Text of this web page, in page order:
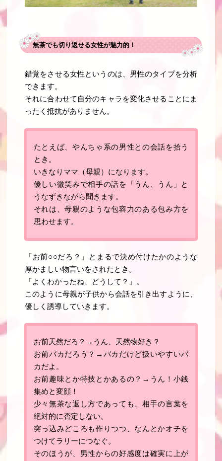
無茶でも切り返せる女性が魅力的！
錯覚をさせる女性というのは、男性のタイプを分析
できます。
それに合わせて 自分のキャラを変化させることにま
ったく抵抗がありません。
たとえば、やんちゃ系の男性との会話を拾う
とき。
いきなりママ（母親）になります。
優しい微笑みで相手の話を「うん、うん」と
うなずきながら聞きます。
それは、母親のような包容力のある包み方を
思わせます。
「お前○○だろ？」とまるで決め付けたかのような
厚かましい物言いをされたとき。
「よくわかったね、どうして？」。
このように母親が子供から会話を引き出すように、
優しく誘導していきます。
お前天然だろ？→うん、天然物好き？
お前バカだろう？→バカだけど扱いやすいバ
カだよ。
お前趣味とか特技とかあるの？→うん！小銭
集めと変顔！
少々無茶な返し方であっても、相手の言葉を
絶対的に否定しない。
突っ込みどころも作りつつ、なんとかオチを
つけてラリーにつなぐ。
そのほうが、男性からの好感度は確実に上が